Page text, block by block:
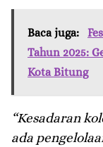
Baca juga:
Tahun 2025:
Kota Bitung
“Kesadaran
ada